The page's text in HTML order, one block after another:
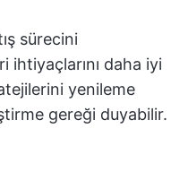
sürecini
ihtiyaçlarını daha iyi
yenileme
gereği duyabilir.